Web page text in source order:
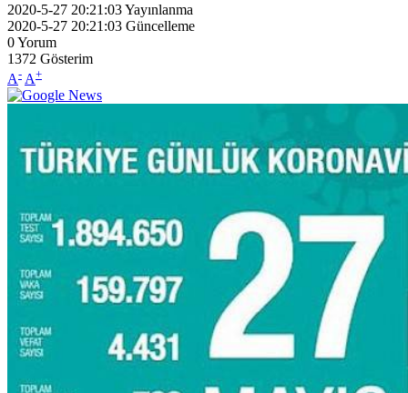
2020-5-27 20:21:03Yayınlanma
2020-5-27 20:21:03 Güncelleme
0Yorum
1372 Gösterim
A- A+